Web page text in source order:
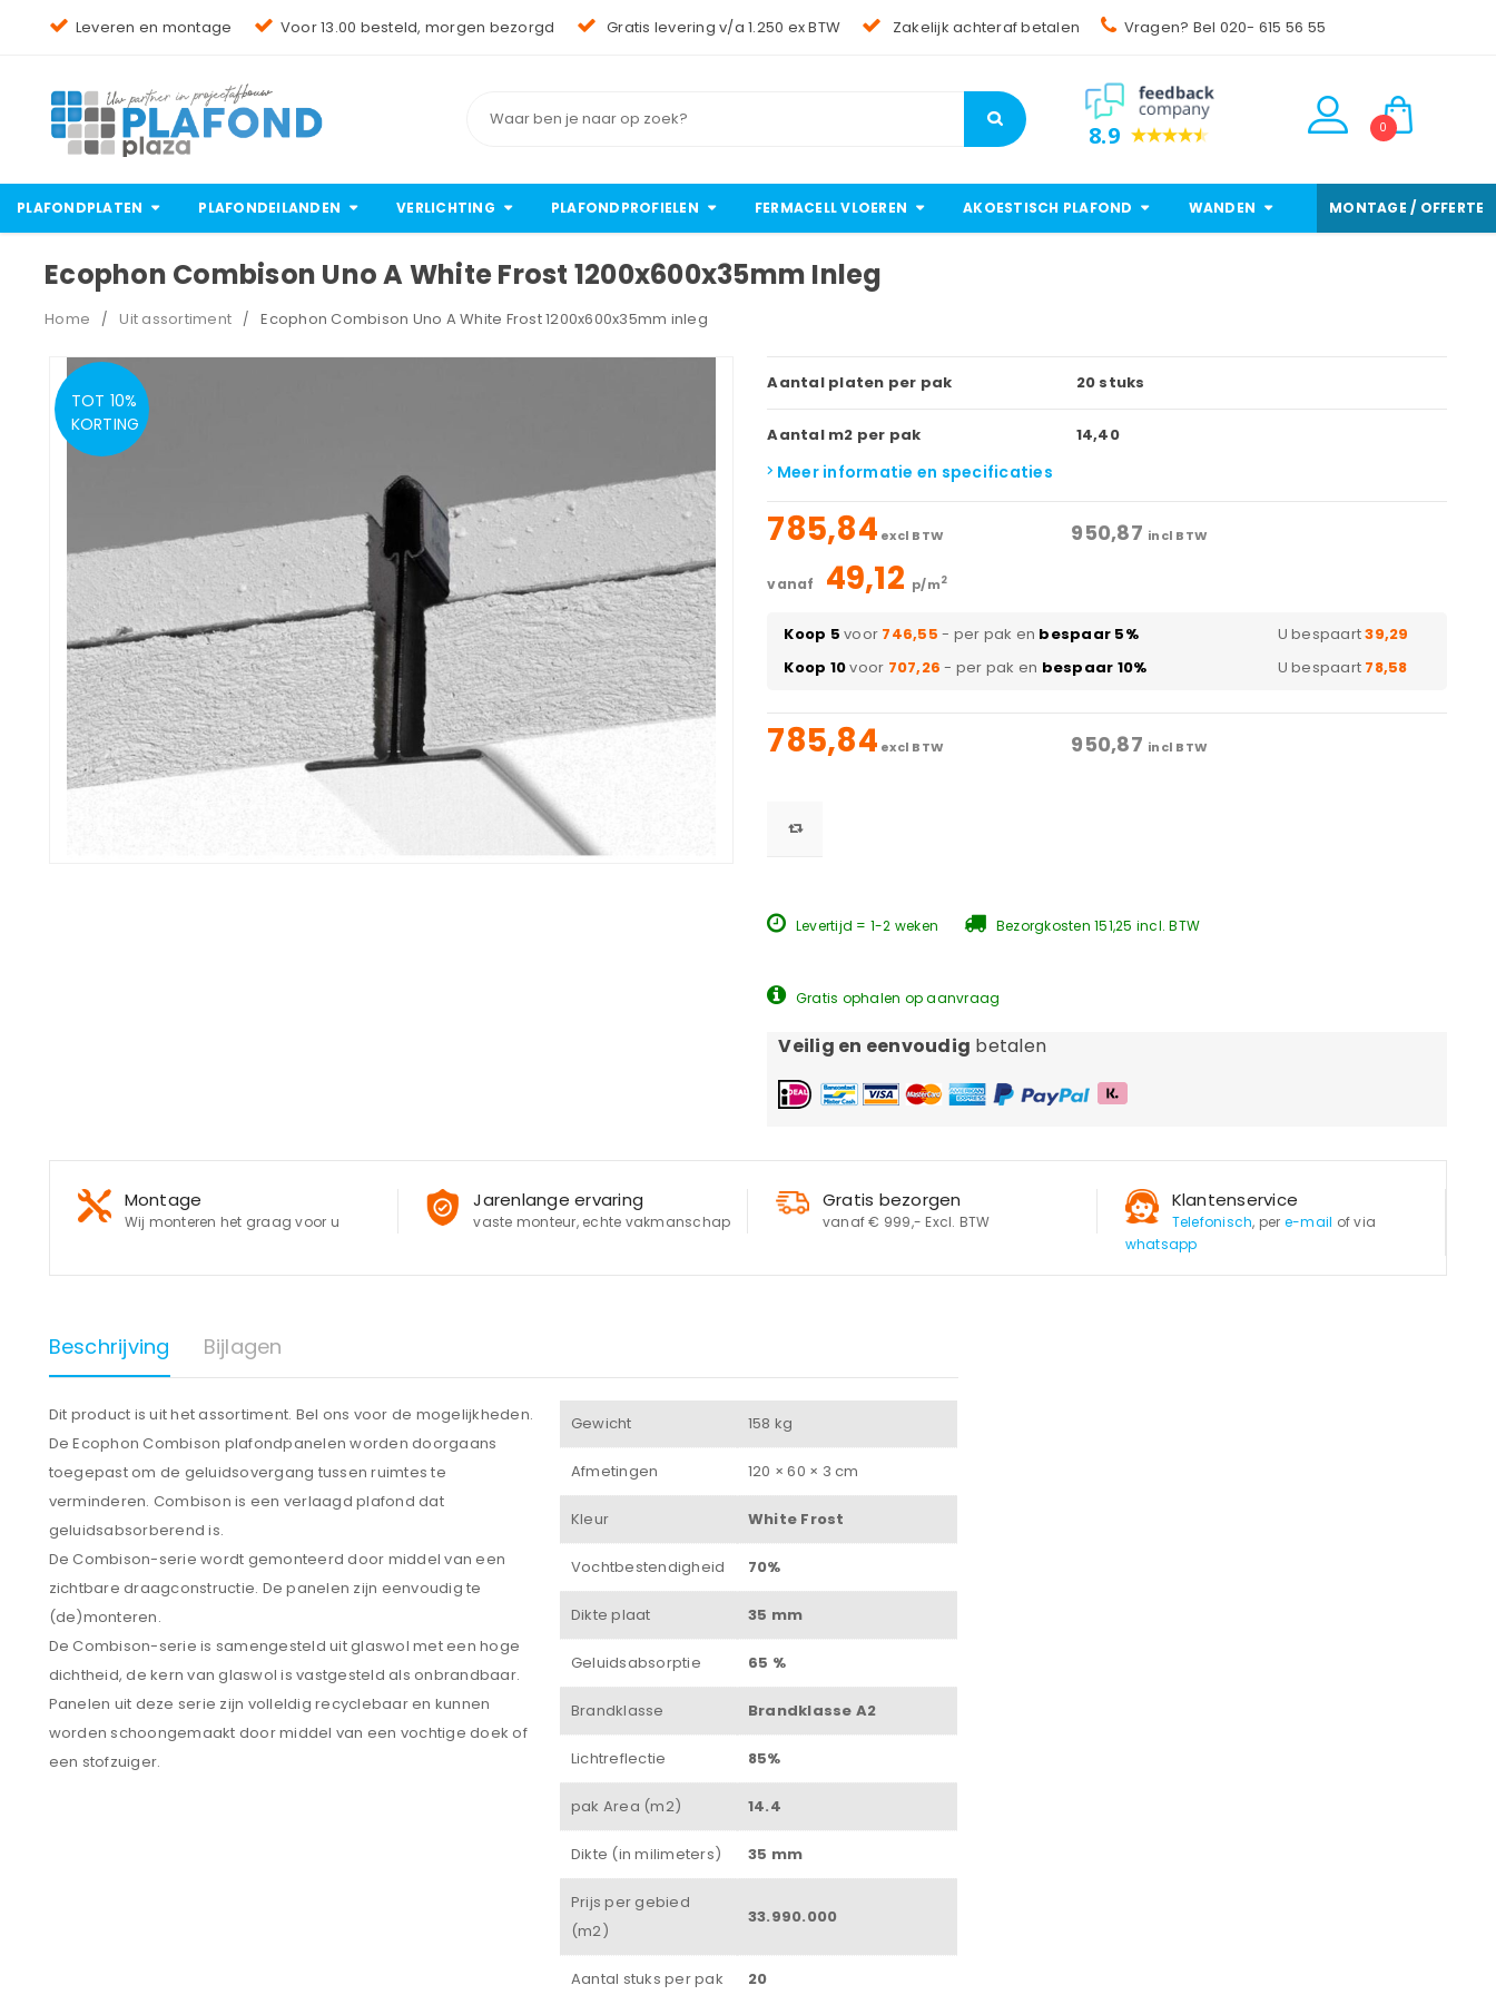
Gebruikersnaam of e-mailadres*
Wachtwoord
Onthouden
INLOGGEN
JE WACHTWOORD VERGETEN?
Leveren en montage Voor 13.00 besteld, morgen bezorgd Gratis levering v/a 1.250 ex BTW Zakelijk achteraf betalen Vragen? Bel 020- 615 56 55
8.9 0
PLAFONDPLATEN PLAFONDEILANDEN VERLICHTING PLAFONDPROFIELEN FERMACELL VLOEREN AKOESTISCH PLAFOND WANDEN MONTAGE / OFFERTE
Ecophon Combison Uno A White Frost 1200x600x35mm Inleg
Home / Uit assortiment / Ecophon Combison Uno A White Frost 1200x600x35mm inleg
TOT 10%
KORTING
OP=OP
Aantal platen per pak 20 stuks
Aantal m2 per pak 14,40
Meer informatie en specificaties
785,84 excl BTW 950,87 incl BTW
vanaf 49,12 p/m2
Koop 5 voor 746,55 - per pak en bespaar 5% U bespaart39,29
Koop 10voor 707,26 - per pak en bespaar 10% U bespaart 78,58
785,84 excl BTW 950,87 incl BTW
Levertijd = 1-2 weken Bezorgkosten 151,25 incl. BTW
Gratis ophalen op aanvraag
Veilig en eenvoudig betalen
Montage
Wij monteren het graag voor u
Jarenlange ervaring
vaste monteur, echte vakmanschap
Gratis bezorgen
vanaf € 999,- Excl. BTW
Klantenservice
Telefonisch, per e-mail of via
whatsapp
Beschrijving Bijlagen
Dit product is uit het assortiment. Bel ons voor de mogelijkheden.
De Ecophon Combison plafondpanelen worden doorgaans
toegepast om de geluidsovergang tussen ruimtes te
verminderen. Combison is een verlaagd plafond dat
geluidsabsorberend is.
De Combison-serie wordt gemonteerd door middel van een
zichtbare draagconstructie. De panelen zijn eenvoudig te
(de)monteren.
De Combison-serie is samengesteld uit glaswol met een hoge
dichtheid, de kern van glaswol is vastgesteld als onbrandbaar.
Panelen uit deze serie zijn volleldig recyclebaar en kunnen
worden schoongemaakt door middel van een vochtige doek of
een stofzuiger.
Gewicht 158 kg
Afmetingen 120 × 60 × 3 cm
Kleur White Frost
Vochtbestendigheid 70%
Dikte plaat 35 mm
Geluidsabsorptie 65 %
Brandklasse Brandklasse A2
Lichtreflectie 85%
pak Area (m2) 14.4
Dikte (in milimeters) 35 mm
Prijs per gebied
(m2)
33.990.000
Aantal stuks per pak 20